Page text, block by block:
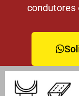
condutores